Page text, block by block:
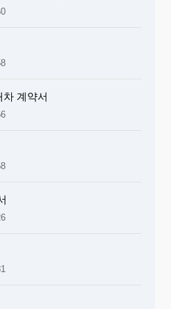
계약서